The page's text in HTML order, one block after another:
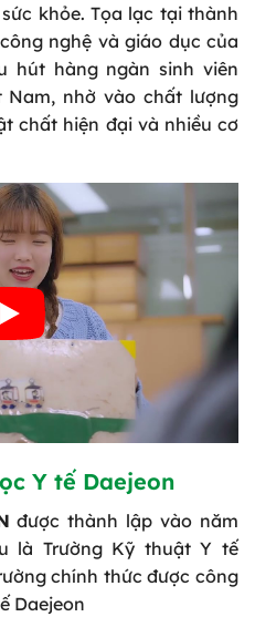
khỏe. Tọa lạc tại thành
nghệ và giáo dục của
hút hàng ngàn sinh viên
nhờ vào chất lượng
chất hiện đại và nhiều cơ
Y tế Daejeon
được thành lập vào năm
là Trường Kỹ thuật Y tế
chính thức được công
Daejeon